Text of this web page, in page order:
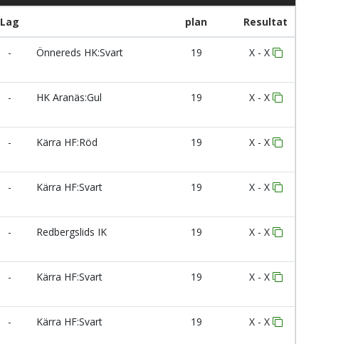
Lag plan Resultat
- Önnereds HK:Svart 19 X - X
- HK Aranäs:Gul 19 X - X
- Kärra HF:Röd 19 X - X
- Kärra HF:Svart 19 X - X
- Redbergslids IK 19 X - X
- Kärra HF:Svart 19 X - X
- Kärra HF:Svart 19 X - X